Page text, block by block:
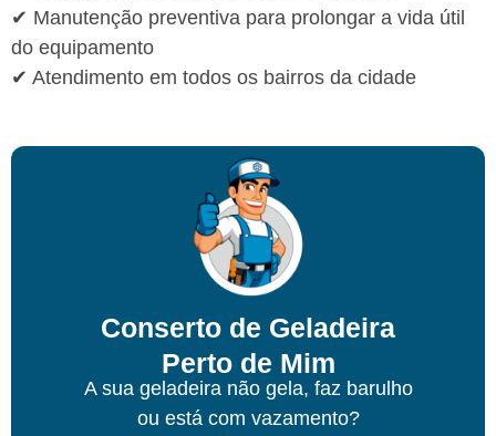
✔ Manutenção preventiva para prolongar a vida útil
do equipamento
✔ Atendimento em todos os bairros da cidade
Conserto de Geladeira
Perto de Mim
A sua geladeira não gela, faz barulho
ou está com vazamento?